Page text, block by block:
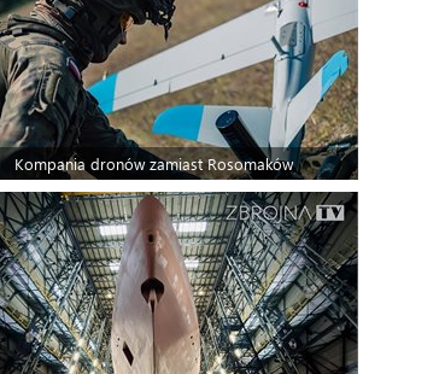
Kompania dronów zamiast Rosomaków